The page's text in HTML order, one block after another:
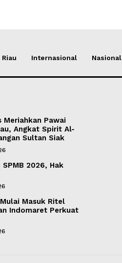
Riau Internasional Nasional
Meriahkan Pawai
Angkat Spirit Al-
Sultan Siak
2026, Hak
Masuk Ritel
Indomaret Perkuat